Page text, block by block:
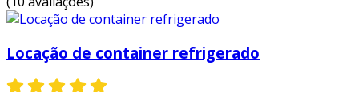
Locação de container refrigerado